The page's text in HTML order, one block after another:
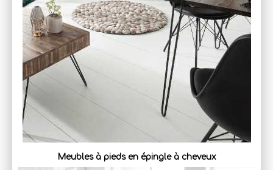
Meubles à pieds en épingle à cheveux